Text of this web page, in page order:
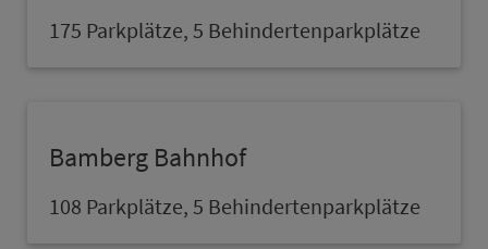
175 Parkplätze, 5 Behindertenparkplätze
Bam­berg Bahn­hof
108 Parkplätze, 5 Behindertenparkplätze